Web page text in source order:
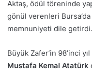
Aktaş, ödül töreninde
gönül verenleri
memnuniyeti dile getirdi.
Büyük Zafer’in 98’inci
Mustafa Kemal Atatürk